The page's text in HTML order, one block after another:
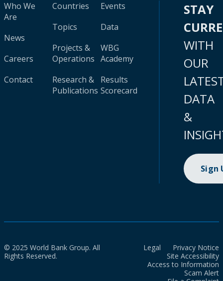
Who We
Are
News
Careers
Contact
Countries
Topics
Projects &
Operations
Research &
Publications
Events
Data
WBG
Academy
Results
Scorecard
STAY
WITH
OUR
DATA
&
Sign
© 2025 World Bank Group. All
Rights Reserved.
Legal
Privacy Notice
Site Accessibility
Access to Information
Scam Alert